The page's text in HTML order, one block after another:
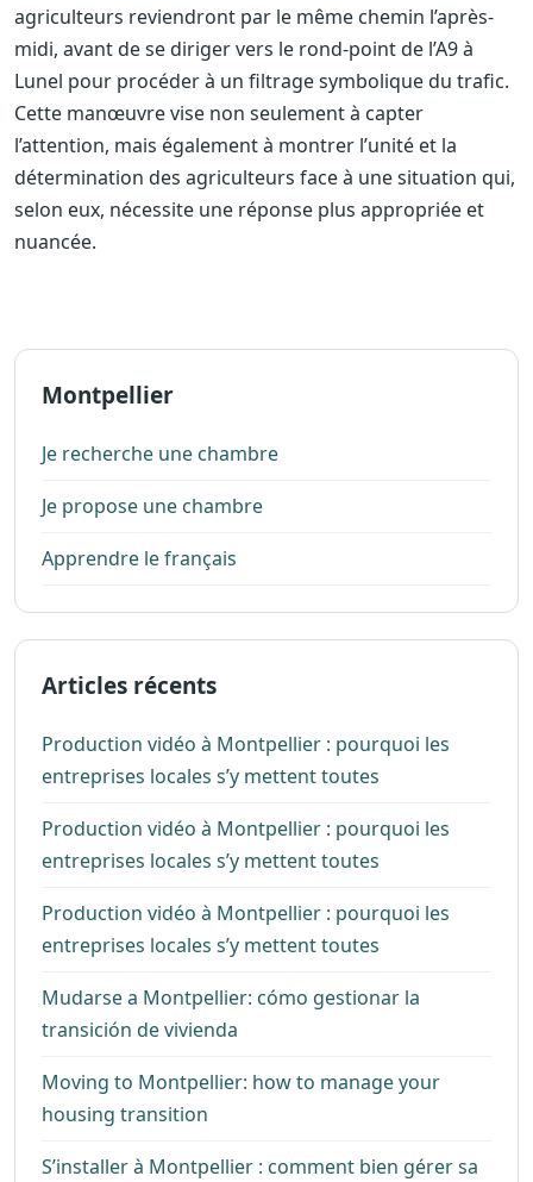
agriculteurs reviendront par le même chemin l’après-
midi, avant de se diriger vers le rond-point de l’A9 à
Lunel pour procéder à un filtrage symbolique du trafic.
Cette manœuvre vise non seulement à capter
l’attention, mais également à montrer l’unité et la
détermination des agriculteurs face à une situation qui,
selon eux, nécessite une réponse plus appropriée et
nuancée.
Montpellier
Je recherche une chambre
Je propose une chambre
Apprendre le français
Articles récents
Production vidéo à Montpellier : pourquoi les
entreprises locales s’y mettent toutes
Production vidéo à Montpellier : pourquoi les
entreprises locales s’y mettent toutes
Production vidéo à Montpellier : pourquoi les
entreprises locales s’y mettent toutes
Mudarse a Montpellier: cómo gestionar la
transición de vivienda
Moving to Montpellier: how to manage your
housing transition
S’installer à Montpellier : comment bien gérer sa